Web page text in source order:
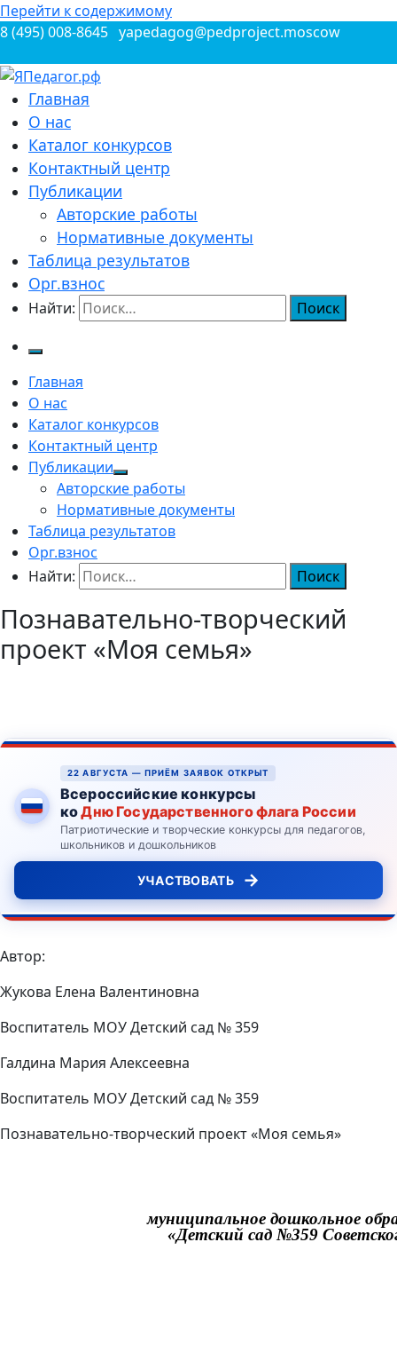
Перейти к содержимому
8 (495) 008-8645 yapedagog@pedproject.moscow
ЯПедагог.рф
Всероссийские конкурсы для педагогов
Главная
О нас
Каталог конкурсов
Контактный центр
Публикации
Авторские работы
Нормативные документы
Таблица результатов
Орг.взнос
Найти:
Главная
О нас
Каталог конкурсов
Контактный центр
Публикации
Авторские работы
Нормативные документы
Таблица результатов
Орг.взнос
Найти:
Познавательно-творческий
проект «Моя семья»
22 АВГУСТА — ПРИЁМ ЗАЯВОК ОТКРЫТ
Всероссийские конкурсы
коДню Государственного флага России
Патриотические и творческие конкурсы для педагогов,
школьников и дошкольников
УЧАСТВОВАТЬ →
Автор:
Жукова Елена Валентиновна
Воспитатель МОУ Детский сад № 359
Галдина Мария Алексеевна
Воспитатель МОУ Детский сад № 359
Познавательно-творческий проект «Моя семья»